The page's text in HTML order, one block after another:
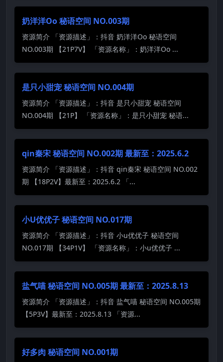
奶洋洋Oo 秘语空间 NO.003期
资源简介 「资源描述」：抖音 奶洋洋Oo 秘语空间
NO.003期 【21P7V】 「资源名称」：奶洋洋Oo ...
是只小甜宠 秘语空间 NO.004期
资源简介 「资源描述」：抖音 是只小甜宠 秘语空间
NO.004期 【21P】 「资源名称」：是只小甜宠 秘语...
qin秦宋 秘语空间 NO.002期 最新至：2025.6.2
资源简介 「资源描述」：抖音 qin秦宋 秘语空间 NO.002
期 【18P2V】最新至：2025.6.2 「...
小U优优子 秘语空间 NO.017期
资源简介 「资源描述」：抖音 小u优优子 秘语空间
NO.017期 【34P1V】 「资源名称」：小u优优子 ...
盐气喵 秘语空间 NO.005期 最新至：2025.8.13
资源简介 「资源描述」：抖音 盐气喵 秘语空间 NO.005期
【5P3V】最新至：2025.8.13 「资源...
好多肉 秘语空间 NO.001期